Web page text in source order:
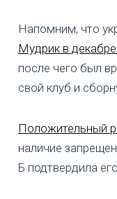
Напомним, что
Мудрик в
после чего был
свой клуб и
Положительный
наличие
Б подтвердила